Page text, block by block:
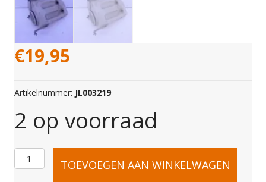
€19,95
Artikelnummer: JL003219
2 op voorraad
S-
TOEVOEGEN AAN WINKELWAGEN